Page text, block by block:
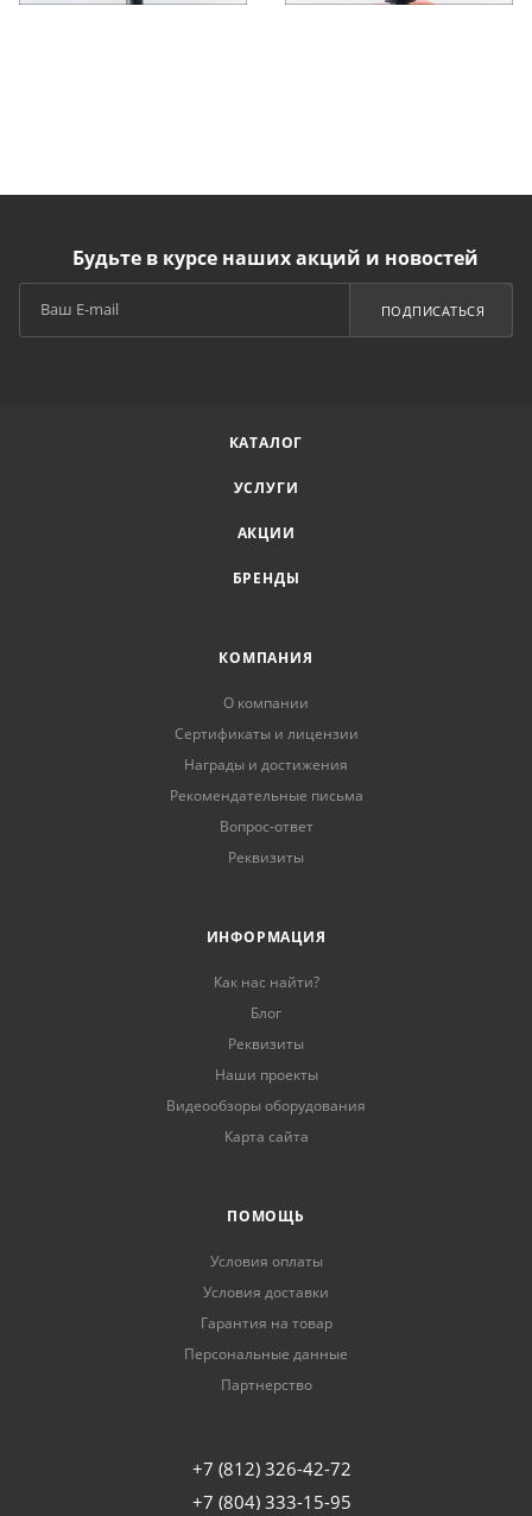
Будьте в курсе наших акций и новостей
ПОДПИСАТЬСЯ
КАТАЛОГ
УСЛУГИ
АКЦИИ
БРЕНДЫ
КОМПАНИЯ
О компании
Сертификаты и лицензии
Награды и достижения
Рекомендательные письма
Вопрос-ответ
Реквизиты
ИНФОРМАЦИЯ
Как нас найти?
Блог
Реквизиты
Наши проекты
Видеообзоры оборудования
Карта сайта
ПОМОЩЬ
Условия оплаты
Условия доставки
Гарантия на товар
Персональные данные
Партнерство
+7 (812) 326-42-72
+7 (804) 333-15-95